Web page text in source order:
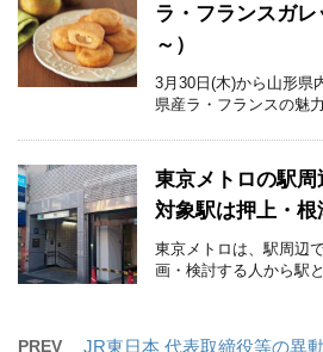
ラ・フランスガ
～）
3月30日(木)から山形県
県産ラ・フランスの魅
東京メトロの駅
対象駅は押上・根
東京メトロは、駅周辺
画・検討する人から駅
PREV JR東日本 代表取締役等の異動